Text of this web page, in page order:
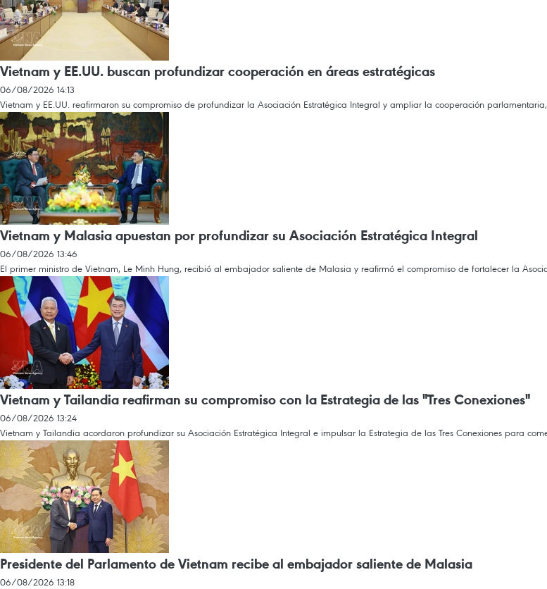
Vietnam y EE.UU. buscan profundizar cooperación en áreas estratégicas
06/08/2026 14:13
Vietnam y EE.UU. reafirmaron su compromiso de profundizar la Asociación Estratégica Integral y ampliar la cooperación
Vietnam y Malasia apuestan por profundizar su Asociación Estratégica Integral
06/08/2026 13:46
El primer ministro de Vietnam, Le Minh Hung, recibió al embajador saliente de Malasia y reafirmó el compromiso de fortalecer la
Vietnam y Tailandia reafirman su compromiso con la Estrategia de las "Tres Conexiones"
06/08/2026 13:24
Vietnam y Tailandia acordaron profundizar su Asociación Estratégica Integral e impulsar la Estrategia de las Tres Conexiones para
Presidente del Parlamento de Vietnam recibe al embajador saliente de Malasia
06/08/2026 13:18